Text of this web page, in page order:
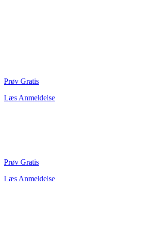
Prøv Gratis
Læs Anmeldelse
Prøv Gratis
Læs Anmeldelse